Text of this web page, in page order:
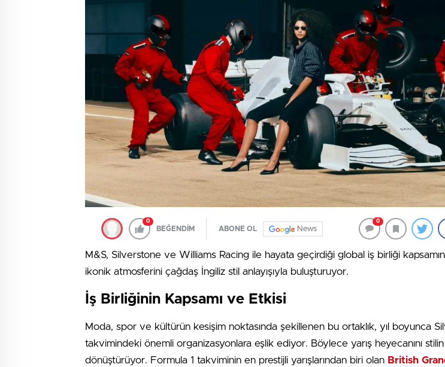
0
BEĞENDİM ABONE OL News
0
M&S, Silverstone ve Williams Racing ile hayata geçirdiği global iş birliği
ikonik atmosferini çağdaş İngiliz stil anlayışıyla buluşturuyor.
İş Birliğinin Kapsamı ve Etkisi
Moda, spor ve kültürün kesişim noktasında şekillenen bu ortaklık, yıl boyunca
takvimindeki önemli organizasyonlara eşlik ediyor. Böylece yarış heyecanını stilin
dönüştürüyor. Formula 1 takviminin en prestijli yarışlarından biri olan British